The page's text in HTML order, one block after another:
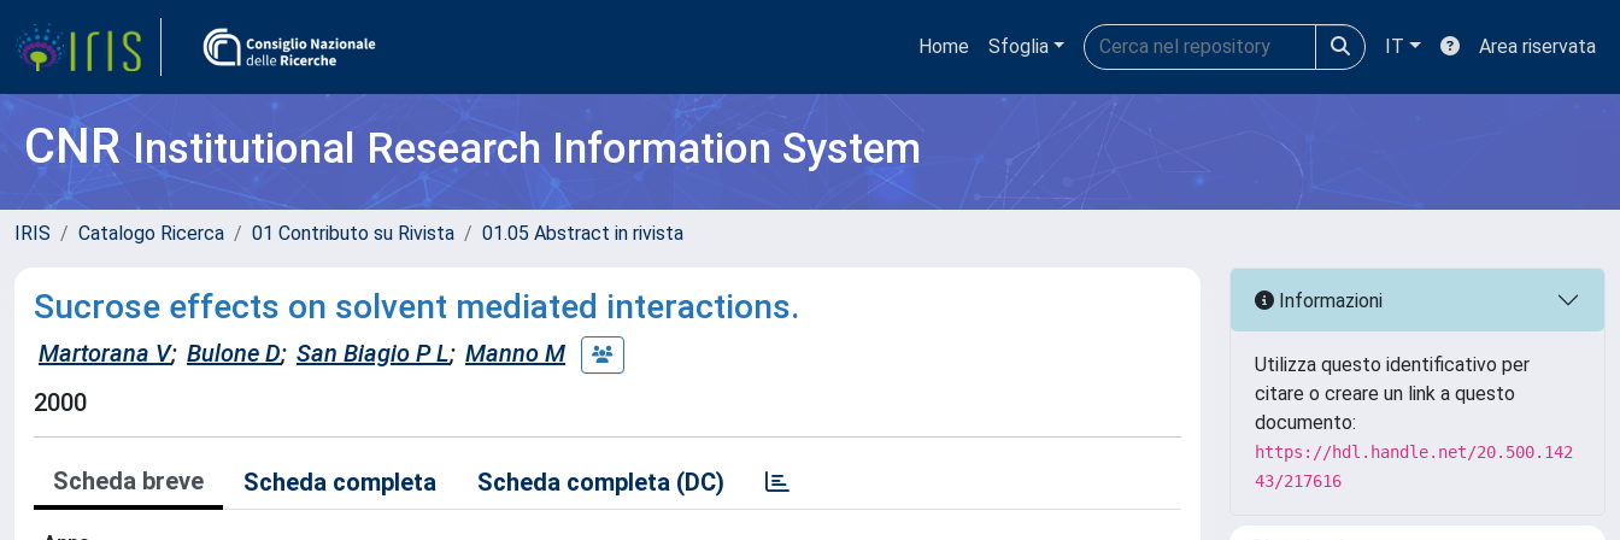
Home Sfoglia IT Area riservata
CNRInstitutional Research Information System
IRIS Catalogo Ricerca 01 Contributo su Rivista 01.05 Abstract in rivista
Sucrose effects on solvent mediated interactions.
Martorana V; Bulone D; San Biagio P L; Manno M
2000
Scheda breve Scheda completa Scheda completa (DC)
Informazioni
Utilizza questo identificativo per
citare o creare un link a questo
documento:
https://hdl.handle.net/20.500.142
43/217616